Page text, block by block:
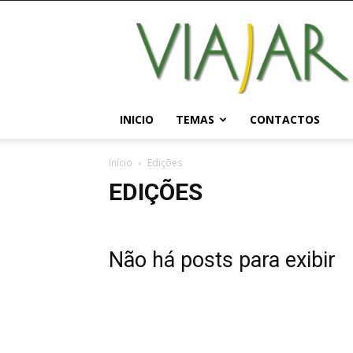
Viajar
Magazine
Online
INICIO TEMAS CONTACTOS
Início Edições
EDIÇÕES
Não há posts para exibir